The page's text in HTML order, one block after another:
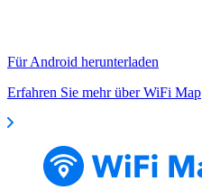
Für Android herunterladen
Erfahren Sie mehr über WiFi Map